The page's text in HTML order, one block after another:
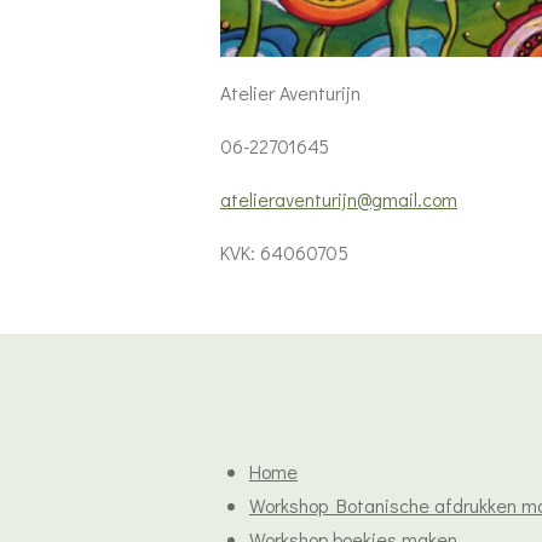
Atelier Aventurijn
06-22701645
atelieraventurijn@gmail.com
KVK: 64060705
Home
Workshop Botanische afdrukken